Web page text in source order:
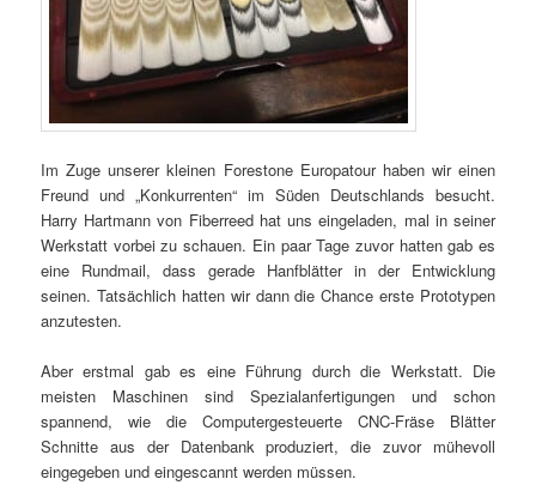
Im Zuge unserer kleinen Forestone Europatour haben wir einen
Freund und „Konkurrenten“ im Süden Deutschlands besucht.
Harry Hartmann von Fiberreed hat uns eingeladen, mal in seiner
Werkstatt vorbei zu schauen. Ein paar Tage zuvor hatten gab es
eine Rundmail, dass gerade Hanfblätter in der Entwicklung
seinen. Tatsächlich hatten wir dann die Chance erste Prototypen
anzutesten.
Aber erstmal gab es eine Führung durch die Werkstatt. Die
meisten Maschinen sind Spezialanfertigungen und schon
spannend, wie die Computergesteuerte CNC-Fräse Blätter
Schnitte aus der Datenbank produziert, die zuvor mühevoll
eingegeben und eingescannt werden müssen.